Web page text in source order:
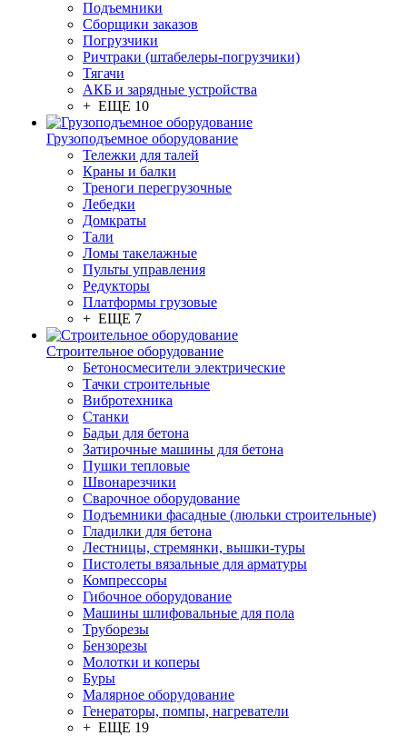
Подъемники
Сборщики заказов
Погрузчики
Ричтраки (штабелеры-погрузчики)
Тягачи
АКБ и зарядные устройства
+ ЕЩЕ 10
Грузоподъемное оборудование
Тележки для талей
Краны и балки
Треноги перегрузочные
Лебедки
Домкраты
Тали
Ломы такелажные
Пульты управления
Редукторы
Платформы грузовые
+ ЕЩЕ 7
Строительное оборудование
Бетоносмесители электрические
Тачки строительные
Вибротехника
Станки
Бадьи для бетона
Затирочные машины для бетона
Пушки тепловые
Швонарезчики
Сварочное оборудование
Подъемники фасадные (люльки строительные)
Гладилки для бетона
Лестницы, стремянки, вышки-туры
Пистолеты вязальные для арматуры
Компрессоры
Гибочное оборудование
Машины шлифовальные для пола
Труборезы
Бензорезы
Молотки и коперы
Буры
Малярное оборудование
Генераторы, помпы, нагреватели
+ ЕЩЕ 19